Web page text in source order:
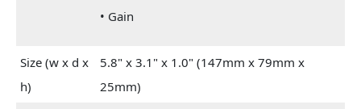
• Gain
Size (w x d x
h)
5.8" x 3.1" x 1.0" (147mm x 79mm x
25mm)